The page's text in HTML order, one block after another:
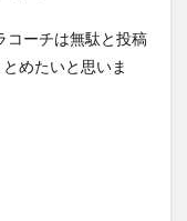
コーチは無駄と投稿
めたいと思いま